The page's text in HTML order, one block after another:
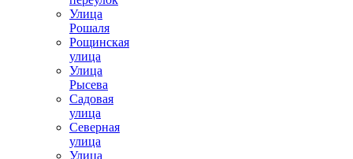
Улица
Рошаля
Рощинская
улица
Улица
Рысева
Садовая
улица
Северная
улица
Улица